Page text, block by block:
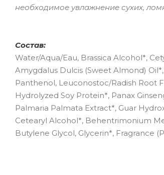
необходимое увлажнение сухих,
Состав:
Water/Aqua/Eau, Brassica Alcohol*,
Amygdalus Dulcis (Sweet Almond)
Panthenol, Leuconostoc/Radish Root
Hydrolyzed Soy Protein*, Panax
Palmaria Palmata Extract*, Guar
Cetearyl Alcohol*, Behentrimonium
Butylene Glycol, Glycerin*, Fragrance